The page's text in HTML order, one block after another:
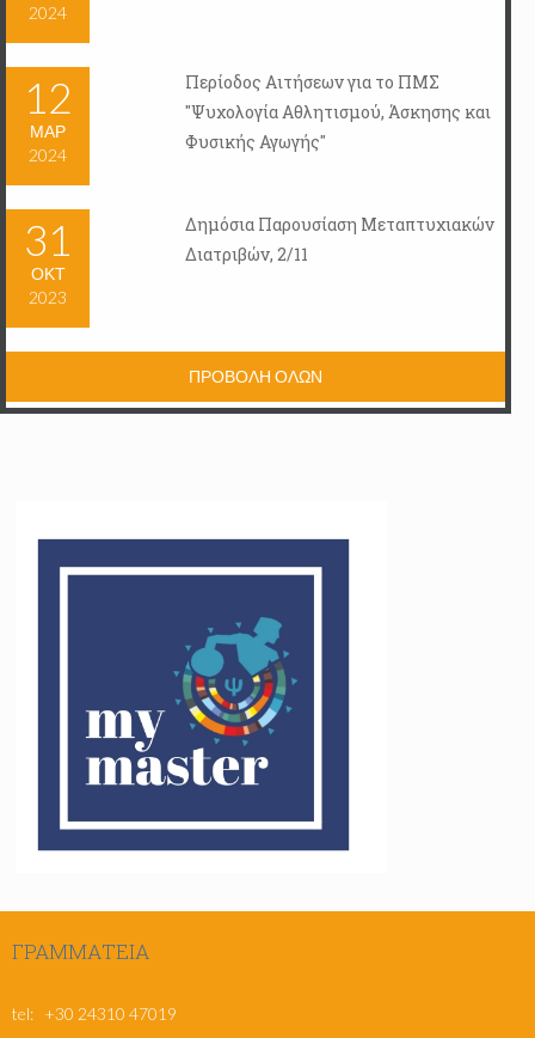
2024
12
ΜΑΡ
2024
Περίοδος Αιτήσεων για το ΠΜΣ
"Ψυχολογία Αθλητισμού, Άσκησης και
Φυσικής Αγωγής"
31
ΟΚΤ
2023
Δημόσια Παρουσίαση Μεταπτυχιακών
Διατριβών, 2/11
ΠΡΟΒΟΛΗ ΟΛΩΝ
ΓΡΑΜΜΑΤΕΊΑ
tel: +30 24310 47019